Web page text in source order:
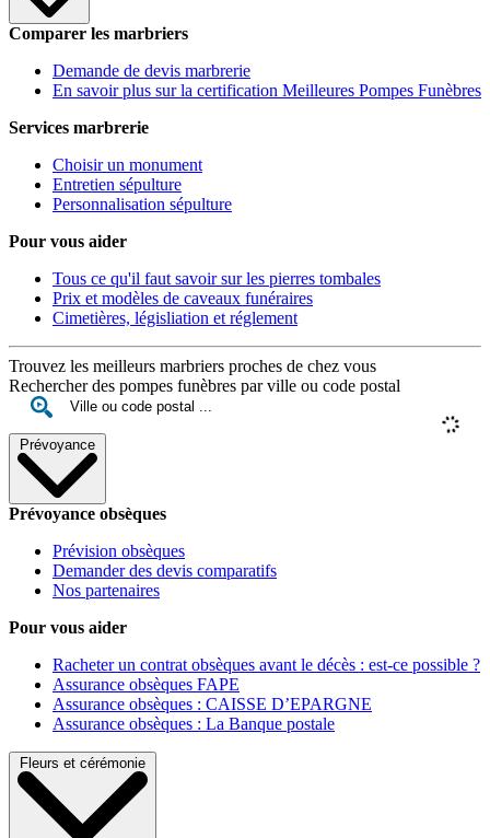
Comparer les marbriers
Demande de devis marbrerie
En savoir plus sur la certification Meilleures Pompes Funèbres
Services marbrerie
Choisir un monument
Entretien sépulture
Personnalisation sépulture
Pour vous aider
Tous ce qu'il faut savoir sur les pierres tombales
Prix et modèles de caveaux funéraires
Cimetières, législiation et réglement
Trouvez les meilleurs marbriers proches de chez vous
Rechercher des pompes funèbres par ville ou code postal
Prévoyance
Prévoyance obsèques
Prévision obsèques
Demander des devis comparatifs
Nos partenaires
Pour vous aider
Racheter un contrat obsèques avant le décès : est-ce possible ?
Assurance obsèques FAPE
Assurance obsèques : CAISSE D’EPARGNE
Assurance obsèques : La Banque postale
Fleurs et cérémonie